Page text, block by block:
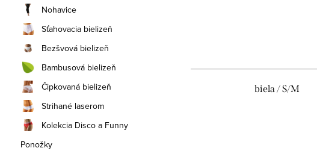
Nohavice
Sťahovacia bielizeň
Bezšvová bielizeň
Bambusová bielizeň
Čipkovaná bielizeň
Strihané laserom
Kolekcia Disco a Funny
Ponožky
biela / S/M